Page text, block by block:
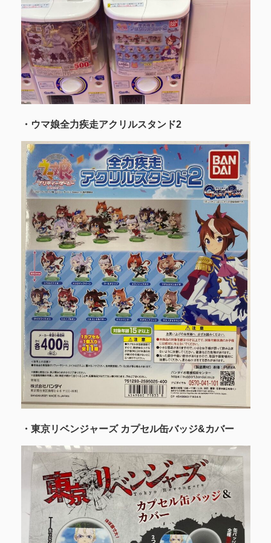
・ウマ娘全力疾走アクリルスタンド2
・東京リベンジャーズ カプセル缶バッジ&カバー